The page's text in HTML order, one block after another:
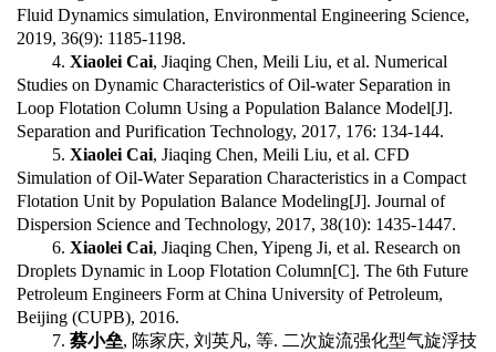
Fluid Dynamics simulation, Environmental Engineering Science,
2019, 36(9): 1185-1198.
4. Xiaolei Cai, Jiaqing Chen, Meili Liu, et al. Numerical
Studies on Dynamic Characteristics of Oil-water Separation in
Loop Flotation Column Using a Population Balance Model[J].
Separation and Purification Technology, 2017, 176: 134-144.
5. Xiaolei Cai, Jiaqing Chen, Meili Liu, et al. CFD
Simulation of Oil-Water Separation Characteristics in a Compact
Flotation Unit by Population Balance Modeling[J]. Journal of
Dispersion Science and Technology, 2017, 38(10): 1435-1447.
6. Xiaolei Cai, Jiaqing Chen, Yipeng Ji, et al. Research on
Droplets Dynamic in Loop Flotation Column[C]. The 6th Future
Petroleum Engineers Form at China University of Petroleum,
Beijing (CUPB), 2016.
7. 蔡小垒, 陈家庆, 刘英凡, 等. 二次旋流强化型气旋浮技